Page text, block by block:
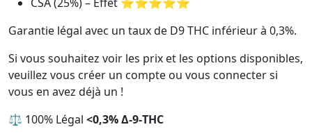
Garantie légal avec un taux de D9 THC inférieur à 0,3%.
Si vous souhaitez voir les prix et les options disponibles,
veuillez vous créer un compte ou vous connecter si
vous en avez déjà un !
⚖️ 100% Légal <0,3% Δ-9-THC